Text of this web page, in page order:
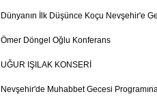
Dünyanın İlk Düşünce Koçu Nevşehir'e
Ömer Döngel Oğlu Konferans
UĞUR IŞILAK KONSERİ
Nevşehir'de Muhabbet Gecesi